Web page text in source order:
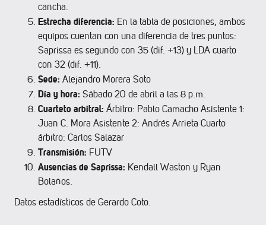
cancha.
Estrecha diferencia: En la tabla de posiciones, ambos
equipos cuentan con una diferencia de tres puntos:
Saprissa es segundo con 35 (dif. +13) y LDA cuarto
con 32 (dif. +11).
Sede: Alejandro Morera Soto
Día y hora: Sábado 20 de abril a las 8 p.m.
Cuarteto arbitral: Árbitro: Pablo Camacho Asistente 1:
Juan C. Mora Asistente 2: Andrés Arrieta Cuarto
árbitro: Carlos Salazar
Transmisión: FUTV
Ausencias de Saprissa: Kendall Waston y Ryan
Bolaños.
Datos estadísticos de Gerardo Coto.